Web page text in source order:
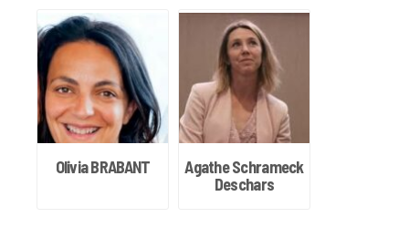
Olivia BRABANT
Agathe Schrameck
Deschars